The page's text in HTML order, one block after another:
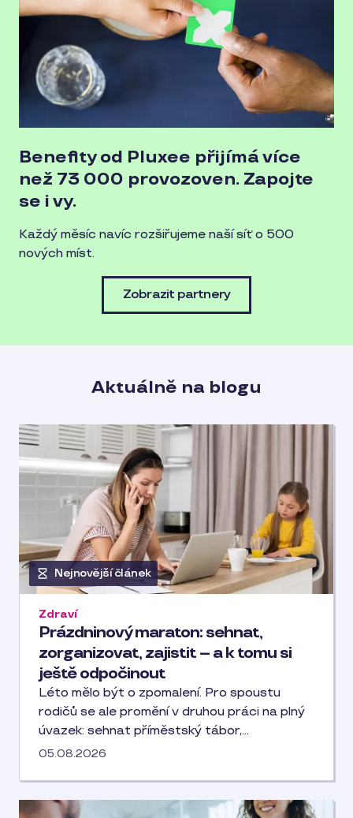
Benefity od Pluxee přijímá více
než 73 000 provozoven. Zapojte
se i vy.
Každý měsíc navíc rozšiřujeme naší síť o 500
nových míst.
Zobrazit partnery
Aktuálně na blogu
Nejnovější článek
Prázdninový maraton: sehnat,
zorganizovat, zajistit – a k tomu si
ještě odpočinout
Zdraví
Léto mělo být o zpomalení. Pro spoustu
rodičů se ale promění v druhou práci na plný
úvazek: sehnat příměstský tábor,…
05.08.2026